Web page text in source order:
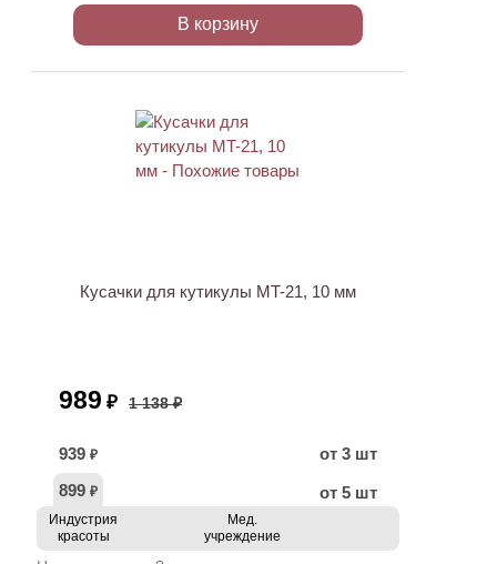
В корзину
Кусачки для кутикулы MT-21, 10 мм
989 ₽ 1 138 ₽
939 ₽
от 3 шт
899 ₽ от 5 шт
Индустрия
красоты
Мед.
учреждение